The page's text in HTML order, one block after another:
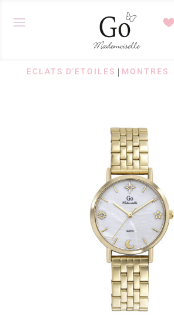
ECLATS D'ETOILES | MONTRES